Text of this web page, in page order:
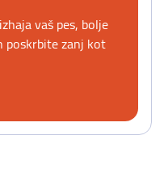
vaš pes, bolje
poskrbite zanj kot